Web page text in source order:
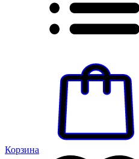
Корзина